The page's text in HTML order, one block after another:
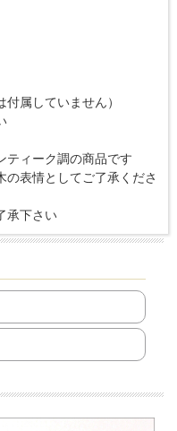
属していません）
ティーク調の商品です
表情としてご了承くださ
承下さい